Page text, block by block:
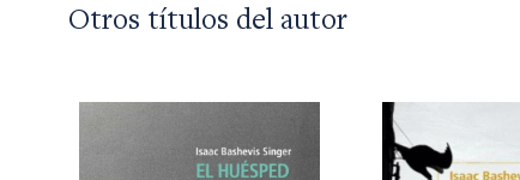
Otros títulos del autor